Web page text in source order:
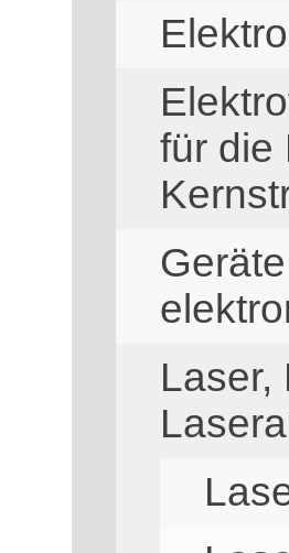
für die
Laser,